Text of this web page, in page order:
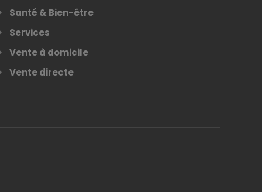
Santé & Bien-être
Services
Vente à domicile
Vente directe